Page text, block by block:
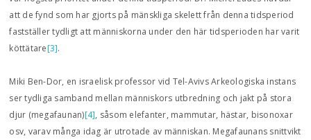
att de fynd som har gjorts på mänskliga skelett från denna tidsperiod
fastställer tydligt att människorna under den här tidsperioden har varit
köttätare[3].
Miki Ben-Dor, en israelisk professor vid Tel-Avivs Arkeologiska instans
ser tydliga samband mellan människors utbredning och jakt på stora
djur (megafaunan)[4], såsom elefanter, mammutar, hästar, bisonoxar
osv, varav många idag är utrotade av människan. Megafaunans snittvikt